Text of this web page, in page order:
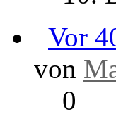
von
0